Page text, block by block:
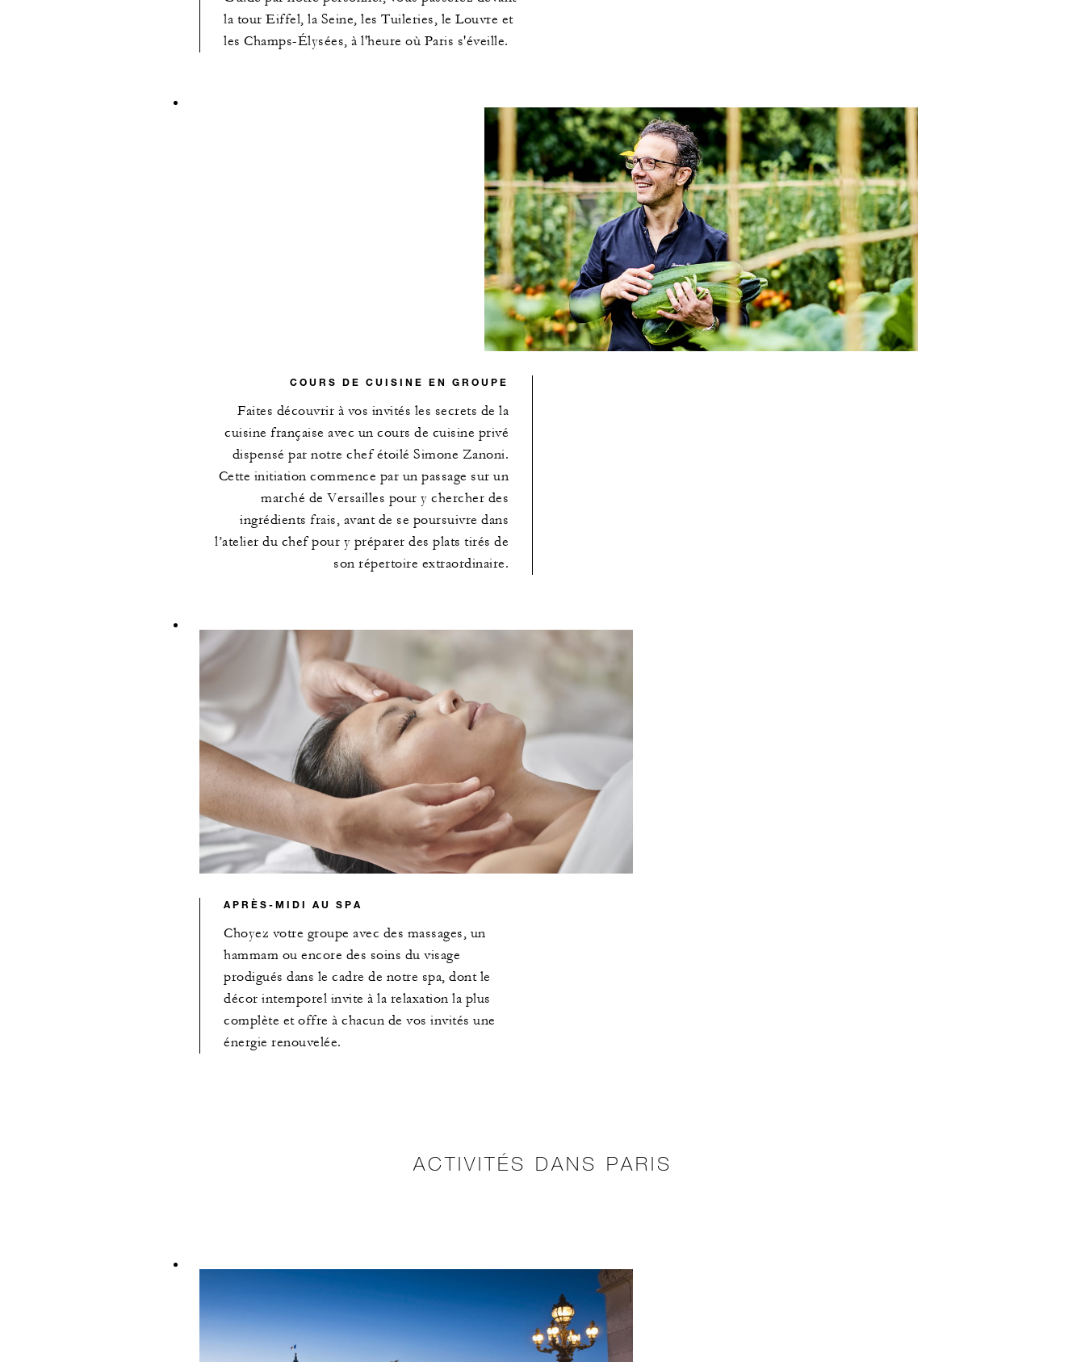
la tour Eiffel, la Seine, les Tuileries, le Louvre et
les Champs-Élysées, à l'heure où Paris s'éveille.
COURS DE CUISINE EN GROUPE
Faites découvrir à vos invités les secrets de la
cuisine française avec un cours de cuisine privé
dispensé par notre chef étoilé Simone Zanoni.
Cette initiation commence par un passage sur un
marché de Versailles pour y chercher des
ingrédients frais, avant de se poursuivre dans
l’atelier du chef pour y préparer des plats tirés de
son répertoire extraordinaire.
APRÈS-MIDI AU SPA
Choyez votre groupe avec des massages, un
hammam ou encore des soins du visage
prodigués dans le cadre de notre spa, dont le
décor intemporel invite à la relaxation la plus
complète et offre à chacun de vos invités une
énergie renouvelée.
ACTIVITÉS DANS PARIS